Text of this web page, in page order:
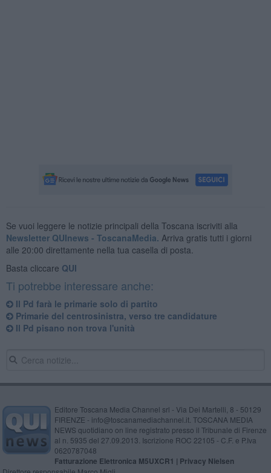
Se vuoi leggere le notizie principali della Toscana iscriviti alla
Newsletter QUInews - ToscanaMedia. Arriva gratis tutti i giorni
alle 20:00 direttamente nella tua casella di posta.
Basta cliccare QUI
Ti potrebbe interessare anche:
Il Pd farà le primarie solo di partito
Primarie del centrosinistra, verso tre candidature
Il Pd pisano non trova l'unità
Editore Toscana Media Channel srl - Via Dei Martelli, 8 - 50129
FIRENZE - info@toscanamediachannel.it. TOSCANA MEDIA
NEWS quotidiano on line registrato presso il Tribunale di Firenze
al n. 5935 del 27.09.2013. Iscrizione ROC 22105 - C.F. e P.Iva
0620787048
Fatturazione Elettronica M5UXCR1 | Privacy Nielsen